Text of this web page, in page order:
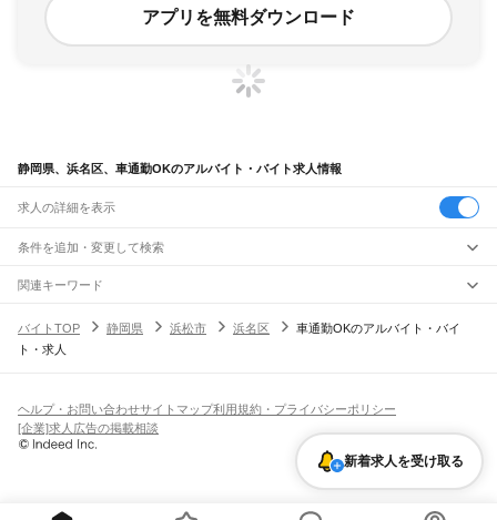
アプリを無料ダウンロード
静岡県、浜名区、車通勤OKのアルバイト・バイト求人情報
求人の詳細を表示
条件を追加・変更して検索
市区町村を追加・変更
静岡県すべて
静岡市
中央区浜名区天竜区
沼津市熱海市 富士市
御前崎市菊川市伊豆の国市
榛原郡
駅を追加・変更
JR身延線
富士駅柚木駅竪堀駅入山瀬駅 富士宮駅
芝川駅 稲子駅
水窪駅
職種を追加・変更
飲食・フードサービスすべて
ホールスタッフキッチンスタッフ
パン屋（ベーカリー）
バー（BAR）・バーテンダー
飲食店（店長・マネージャー）
営業テレフォンアポインター（テレアポ） ルートセールス
人気
日払いOK高校生歓迎 髪型・髪色自由
留学生・外国人活躍中
雇用形態を追加・変更
関連キーワード
静岡県 浜松市 中央区 車通勤可 静岡県 浜松市 中央区 車通勤OK カラオケ
静岡県 浜松市 中央区 車通勤OK 障がい者採用
バイトTOP 静岡県 浜松市 浜名区
車通勤OKのアルバイト・バイ
ト・求人
新着求人を受け取る
ヘルプ・お問い合わせサイトマップ利用規約・プライバシーポリシー
[企業]求人広告の掲載相談